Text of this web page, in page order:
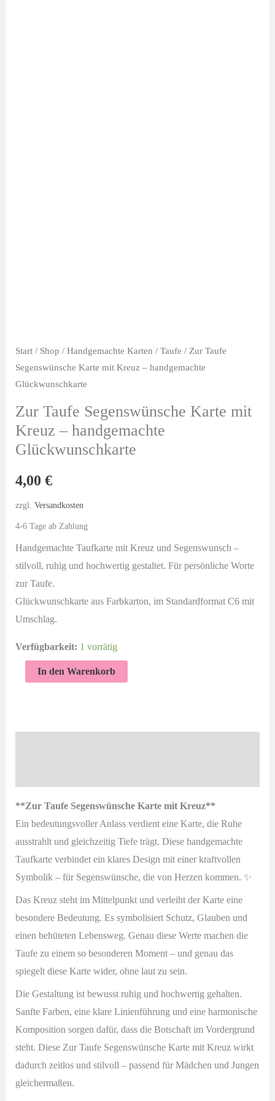
Start/ Shop / Handgemachte Karten / Taufe / Zur Taufe
Segenswünsche Karte mit Kreuz – handgemachte
Glückwunschkarte
Zur Taufe Segenswünsche Karte mit
Kreuz – handgemachte
Glückwunschkarte
4,00 €
zzgl. Versandkosten
4-6 Tage ab Zahlung
Handgemachte Taufkarte mit Kreuz und Segenswunsch –
stilvoll, ruhig und hochwertig gestaltet. Für persönliche Worte
zur Taufe.
Glückwunschkarte aus Farbkarton, im Standardformat C6 mit
Umschlag.
Verfügbarkeit: 1 vorrätig
Glückwunschkarte
Menge
In den Warenkorb
**Zur Taufe Segenswünsche Karte mit Kreuz**
Ein bedeutungsvoller Anlass verdient eine Karte, die Ruhe
ausstrahlt und gleichzeitig Tiefe trägt. Diese handgemachte
Taufkarte verbindet ein klares Design mit einer kraftvollen
Symbolik – für Segenswünsche, die von Herzen kommen. ✨
Das Kreuz steht im Mittelpunkt und verleiht der Karte eine
besondere Bedeutung. Es symbolisiert Schutz, Glauben und
einen behüteten Lebensweg. Genau diese Werte machen die
Taufe zu einem so besonderen Moment – und genau das
spiegelt diese Karte wider, ohne laut zu sein.
Die Gestaltung ist bewusst ruhig und hochwertig gehalten.
Sanfte Farben, eine klare Linienführung und eine harmonische
Komposition sorgen dafür, dass die Botschaft im Vordergrund
steht. Diese Zur Taufe Segenswünsche Karte mit Kreuz wirkt
dadurch zeitlos und stilvoll – passend für Mädchen und Jungen
gleichermaßen.